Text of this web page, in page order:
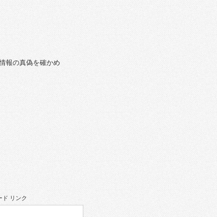
報の真偽を確かめ
ド リンク